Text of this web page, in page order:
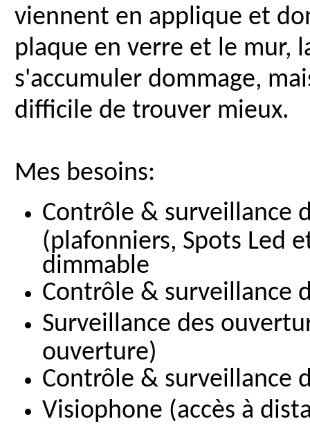
viennent en applique et
plaque en verre et le mur,
s'accumuler dommage,
difficile de trouver mieux.
Mes besoins:
Contrôle & surveillance
(plafonniers, Spots Led
dimmable
Contrôle & surveillance
Surveillance des
ouverture)
Contrôle & surveillance
Visiophone (accès à